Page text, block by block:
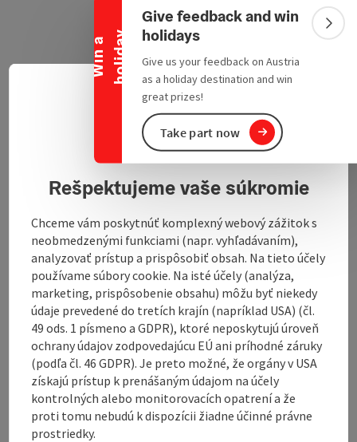
W
i
n
a
h
o
l
i
d
a y
Give feedback and win
holidays
Give us your feedback on Austria
as a holiday destination and win
great prizes!
Take part now
Eschenau im Hausruckkreis open in
Contact
Arrival
Accessibility
privacy policy
Rešpektujeme vaše súkromie
Chceme vám poskytnúť komplexný webový zážitok s
neobmedzenými funkciami (napr. vyhľadávaním),
analyzovať prístup a prispôsobiť obsah. Na tieto účely
používame súbory cookie. Na isté účely (analýza,
marketing, prispôsobenie obsahu) môžu byť niekedy
údaje prevedené do tretích krajín (napríklad USA) (čl.
49 ods. 1 písmeno a GDPR), ktoré neposkytujú úroveň
ochrany údajov zodpovedajúcu EÚ ani príhodné záruky
(podľa čl. 46 GDPR). Je preto možné, že orgány v USA
získajú prístup k prenášaným údajom na účely
kontrolných alebo monitorovacích opatrení a že
proti tomu nebudú k dispozícii žiadne účinné právne
prostriedky.